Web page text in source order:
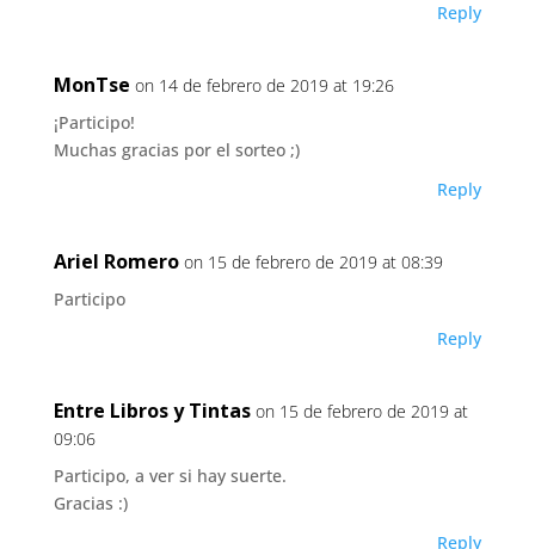
Reply
MonTse on 14 de febrero de 2019 at 19:26
¡Participo!
Muchas gracias por el sorteo ;)
Reply
Ariel Romero on 15 de febrero de 2019 at 08:39
Participo
Reply
Entre Libros y Tintas on 15 de febrero de 2019 at
09:06
Participo, a ver si hay suerte.
Gracias :)
Reply